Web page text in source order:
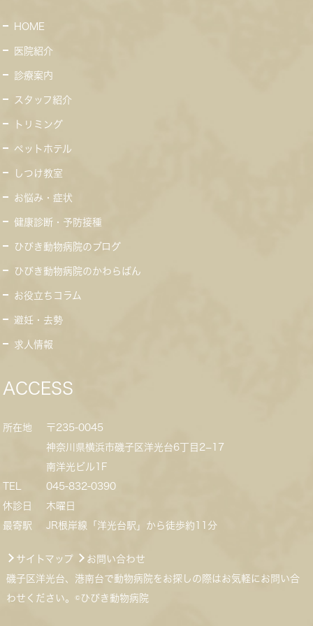
HOME
医院紹介
診療案内
スタッフ紹介
トリミング
ペットホテル
しつけ教室
お悩み・症状
健康診断・予防接種
ひびき動物病院のブログ
ひびき動物病院のかわらばん
お役立ちコラム
避妊・去勢
求人情報
ACCESS
所在地
〒235-0045
神奈川県横浜市磯子区洋光台6丁目2−17
南洋光ビル1F
TEL
045-832-0390
休診日
木曜日
最寄駅
JR根岸線「洋光台駅」から徒歩約11分
サイトマップ
お問い合わせ
磯子区洋光台、港南台で動物病院をお探しの際はお気軽にお問い合
わせください。©ひびき動物病院